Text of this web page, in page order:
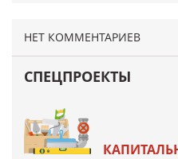
НЕТ КОММЕНТАРИЕВ
СПЕЦПРОЕКТЫ